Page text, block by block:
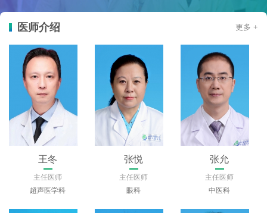
医师介绍 更多 +
王冬
主任医师
超声医学科
张悦
主任医师
眼科
张允
主任医师
中医科